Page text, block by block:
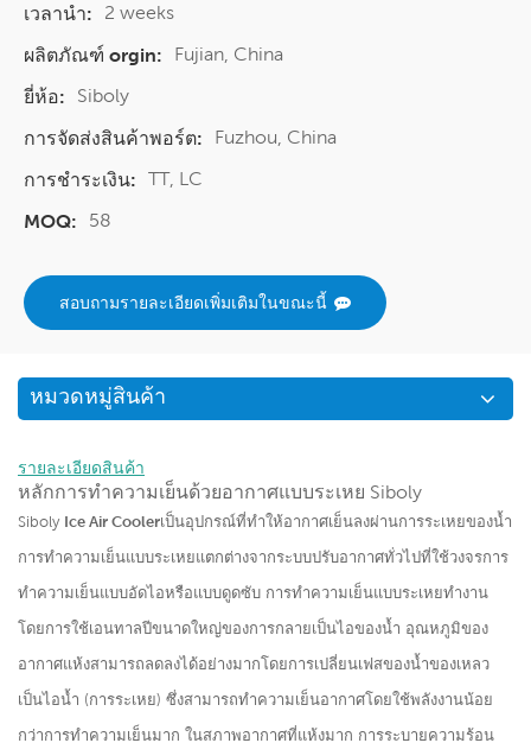
เวลานำ:
2 weeks
ผลิตภัณฑ์ orgin:
Fujian, China
ยี่ห้อ:
Siboly
การจัดส่งสินค้าพอร์ต:
Fuzhou, China
การชำระเงิน: TT, LC
MOQ:
58
สอบถามรายละเอียดเพิ่มเติมในขณะนี้
หมวดหมู่สินค้า
รายละเอียดสินค้า
หลักการทำความเย็นด้วยอากาศแบบระเหย Siboly
Siboly Ice Air Coolerเป็นอุปกรณ์ที่ทำให้อากาศเย็นลงผ่านการระเหยของน้ำ
การทำความเย็นแบบระเหยแตกต่างจากระบบปรับอากาศทั่วไปที่ใช้วงจรการ
ทำความเย็นแบบอัดไอหรือแบบดูดซับ การทำความเย็นแบบระเหยทำงาน
โดยการใช้เอนทาลปีขนาดใหญ่ของการกลายเป็นไอของน้ำ อุณหภูมิของ
อากาศแห้งสามารถลดลงได้อย่างมากโดยการเปลี่ยนเฟสของน้ำของเหลว
เป็นไอน้ำ (การระเหย) ซึ่งสามารถทำความเย็นอากาศโดยใช้พลังงานน้อย
กว่าการทำความเย็นมาก ในสภาพอากาศที่แห้งมาก การระบายความร้อน